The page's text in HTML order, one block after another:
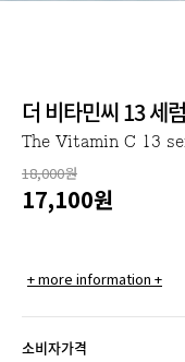
더 비타민씨 13 세
The Vitamin C 13
18,000원
17,100원
+ more information +
소비자가격